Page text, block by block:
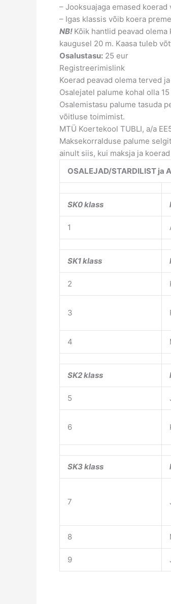
– Jooksuajaga emased
– Igas klassis võib koera
NB! Kõik hantlid peavad
kaugusel 20 m. Kaasa tuleb
Osalustasu: 25 eur
Registreerimislink
Koerad peavad olema terved
Osalejatel palume kohal olla
Osalemistasu palume tasuda
võitluse toimimist.
MTÜ Koertekool TUBLI, a/a
Maksekorralduse palume
ainult siis, kui maksja ja
OSALEJAD/STARDILIST ja
SK0 klass
1
SK1 klass
2
3
4
SK2 klass
5
6
SK3 klass
7
8
9